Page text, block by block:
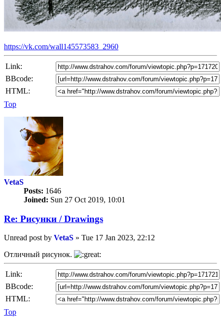
https://vk.com/wall145573583_2960
Link:
BBcode:
HTML:
Top
VetaS
Posts: 1646
Joined: Sun 27 Oct 2019, 10:01
Re: Рисунки / Drawings
Unread post by VetaS » Tue 17 Jan 2023, 22:12
Отличный рисунок.
Link:
BBcode:
HTML:
Top